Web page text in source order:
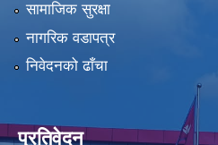
सामाजिक सुरक्षा
नागरिक वडापत्र
निवेदनको ढाँचा
प्रतिवेदन